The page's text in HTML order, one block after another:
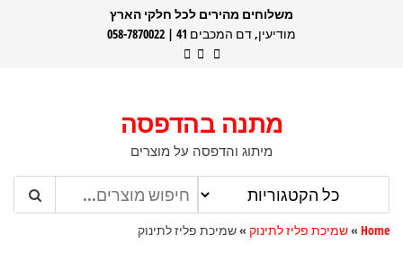
משלוחים מהירים לכל חלקי הארץ
מודיעין, דם המכבים 41 | 058-7870022
מתנה בהדפסה
מיתוג והדפסה על מוצרים
Home
»שמיכת פליז לתינוק »שמיכת פליז לתינוק